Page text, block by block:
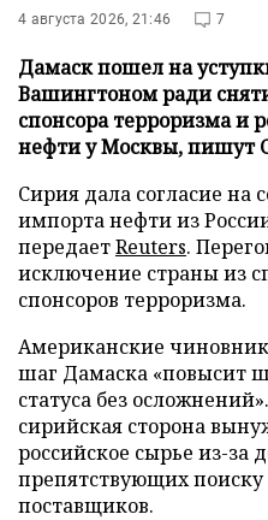
4 августа 2026, 21:46 7
Дамаск пошел на
Вашингтоном ради
спонсора терроризма и
нефти у Москвы, пишут
Сирия дала согласие на
импорта нефти из
передаетReuters.
исключение страны из
спонсоров терроризма.
Американские
шаг Дамаска «повысит
статуса без
сирийская сторона
российское сырье из-за
препятствующих
поставщиков.